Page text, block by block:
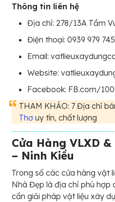
Thông tin liên hệ
Địa chỉ: 278/13A Tầm
Điện thoại: 0939 979 745
Email:
Website:
Facebook: FB.com/
THAM KHẢO: 7 Địa chỉ
Thơ uy tín, chất lượng
Cửa Hàng VLXD
– Ninh Kiều
Trong số các cửa hàng vật
Nhà Đẹp là địa chỉ phù hợp
cần giải pháp vật liệu xây